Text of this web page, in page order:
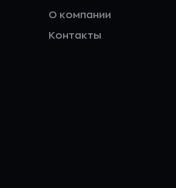
О компании
Контакты